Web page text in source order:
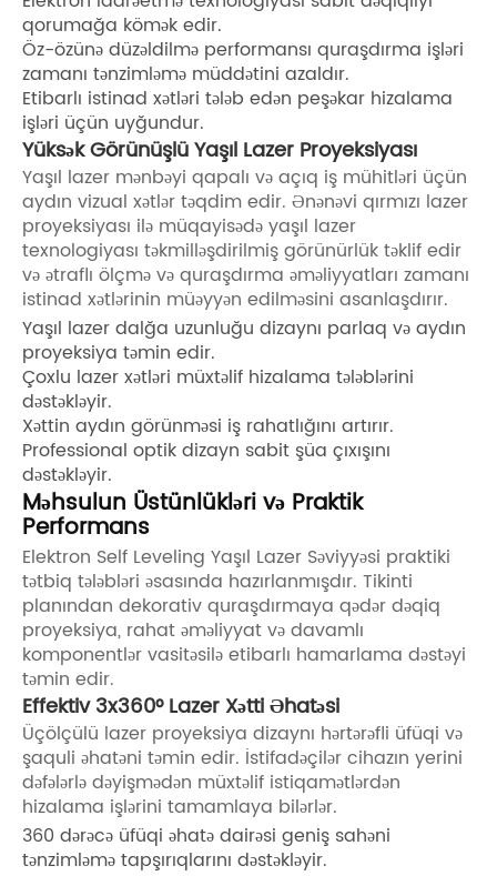
qorumağa kömək edir.
Öz-özünə düzəldilmə performansı quraşdırma işləri
zamanı tənzimləmə müddətini azaldır.
Etibarlı istinad xətləri tələb edən peşəkar hizalama
işləri üçün uyğundur.
Yüksək Görünüşlü Yaşıl Lazer Proyeksiyası
Yaşıl lazer mənbəyi qapalı və açıq iş mühitləri üçün
aydın vizual xətlər təqdim edir. Ənənəvi qırmızı lazer
proyeksiyası ilə müqayisədə yaşıl lazer
texnologiyası təkmilləşdirilmiş görünürlük təklif edir
və ətraflı ölçmə və quraşdırma əməliyyatları zamanı
istinad xətlərinin müəyyən edilməsini asanlaşdırır.
Yaşıl lazer dalğa uzunluğu dizaynı parlaq və aydın
proyeksiya təmin edir.
Çoxlu lazer xətləri müxtəlif hizalama tələblərini
dəstəkləyir.
Xəttin aydın görünməsi iş rahatlığını artırır.
Professional optik dizayn sabit şüa çıxışını
dəstəkləyir.
Məhsulun Üstünlükləri və Praktik
Performans
Elektron Self Leveling Yaşıl Lazer Səviyyəsi praktiki
tətbiq tələbləri əsasında hazırlanmışdır. Tikinti
planından dekorativ quraşdırmaya qədər dəqiq
proyeksiya, rahat əməliyyat və davamlı
komponentlər vasitəsilə etibarlı hamarlama dəstəyi
təmin edir.
Effektiv 3x360° Lazer Xətti Əhatəsi
Üçölçülü lazer proyeksiya dizaynı hərtərəfli üfüqi və
şaquli əhatəni təmin edir. İstifadəçilər cihazın yerini
dəfələrlə dəyişmədən müxtəlif istiqamətlərdən
hizalama işlərini tamamlaya bilərlər.
360 dərəcə üfüqi əhatə dairəsi geniş sahəni
tənzimləmə tapşırıqlarını dəstəkləyir.